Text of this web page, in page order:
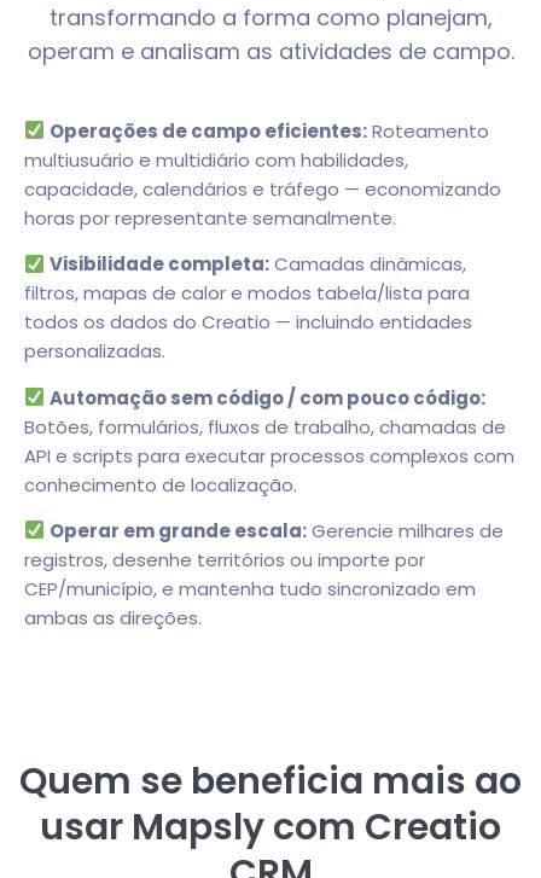
transformando a forma como planejam,
operam e analisam as atividades de campo.
Operações de campo eficientes:Roteamento
multiusuário e multidiário com habilidades,
capacidade, calendários e tráfego — economizando
horas por representante semanalmente.
Visibilidade completa:Camadas dinâmicas,
filtros, mapas de calor e modos tabela/lista para
todos os dados do Creatio — incluindo entidades
personalizadas.
Automação sem código / com pouco código:
Botões, formulários, fluxos de trabalho, chamadas de
API e scripts para executar processos complexos com
conhecimento de localização.
Operar em grande escala:Gerencie milhares de
registros, desenhe territórios ou importe por
CEP/município, e mantenha tudo sincronizado em
ambas as direções.
Quem se beneficia mais ao
usar Mapsly com Creatio